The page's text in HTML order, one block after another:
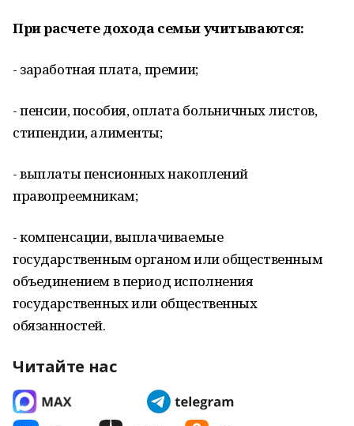
При расчете дохода семьи учитываются:
- заработная плата, премии;
- пенсии, пособия, оплата больничных листов,
стипендии, алименты;
- выплаты пенсионных накоплений
правопреемникам;
- компенсации, выплачиваемые
государственным органом или общественным
объединением в период исполнения
государственных или общественных
обязанностей.
Читайте нас